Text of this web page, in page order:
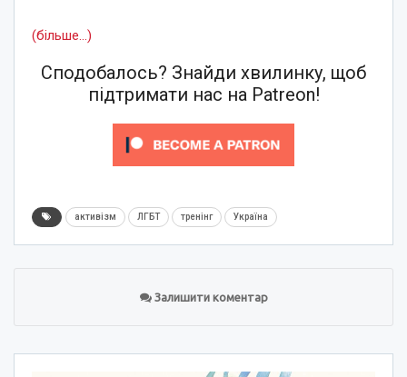
(більше…)
Сподобалось? Знайди хвилинку, щоб
підтримати нас на Patreon!
активізм ЛГБТ тренінг Україна
Залишити коментар